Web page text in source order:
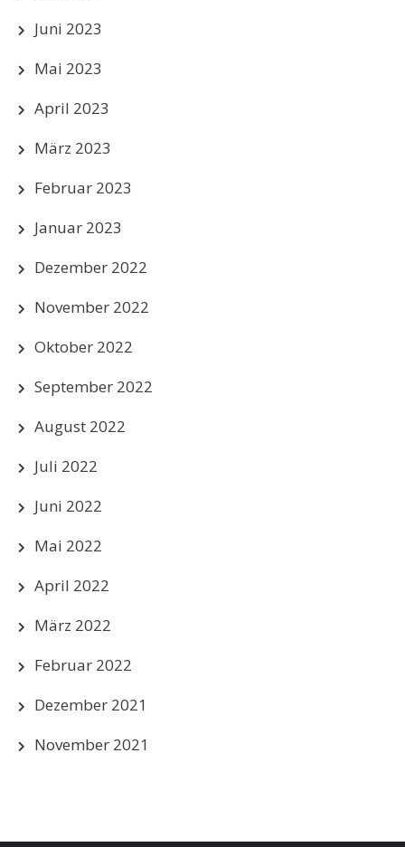
Juni 2023
Mai 2023
April 2023
März 2023
Februar 2023
Januar 2023
Dezember 2022
November 2022
Oktober 2022
September 2022
August 2022
Juli 2022
Juni 2022
Mai 2022
April 2022
März 2022
Februar 2022
Dezember 2021
November 2021